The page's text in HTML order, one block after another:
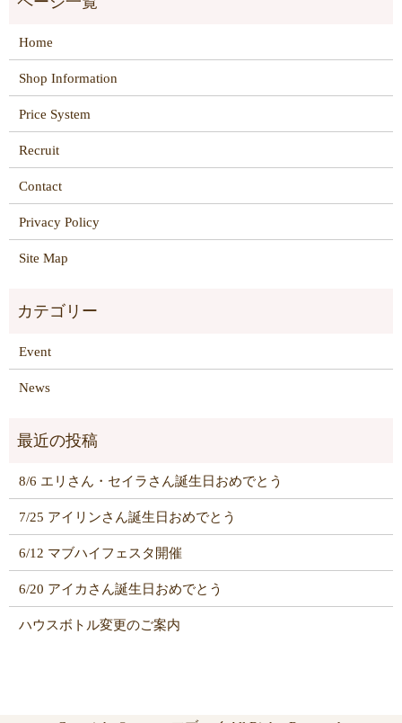
Home
Shop Information
Price System
Recruit
Contact
Privacy Policy
Site Map
Event
News
8/6 エリさん・セイラさん誕生日おめでとう
7/25 アイリンさん誕生日おめでとう
6/12 マブハイフェスタ開催
6/20 アイカさん誕生日おめでとう
ハウスボトル変更のご案内